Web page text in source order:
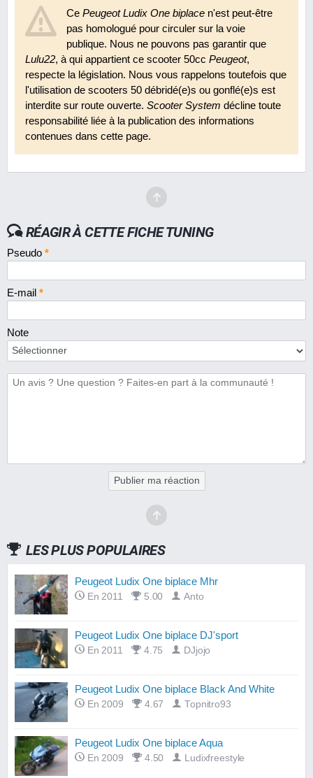
En 2011 8.4 27 €
Revêtements de poignées ProGrip 732
En 2010
Volute de turbine TNT
En 2010 7.6 9 €
CePeugeot Ludix One biplace n'est peut-être
pas homologué pour circuler sur la voie
publique. Nous ne pouvons pas garantir que
Lulu22, à qui appartient ce scooter 50cc Peugeot,
respecte la législation. Nous vous rappelons toutefois que
l'utilisation de scooters 50 débridé(e)s ou gonflé(e)s est
interdite sur route ouverte. Scooter System décline toute
responsabilité liée à la publication des informations
contenues dans cette page.
RÉAGIR À CETTE FICHE TUNING
Pseudo *
E-mail *
Note
Publier ma réaction
LES PLUS POPULAIRES
Peugeot Ludix One biplace Mhr
En 2011 5.00 Anto
Peugeot Ludix One biplace DJ'sport
En 2011 4.75 DJjojo
Peugeot Ludix One biplace Black And White
En 2009 4.67 Topnitro93
Peugeot Ludix One biplace Aqua
En 2009 4.50 Ludixfreestyle